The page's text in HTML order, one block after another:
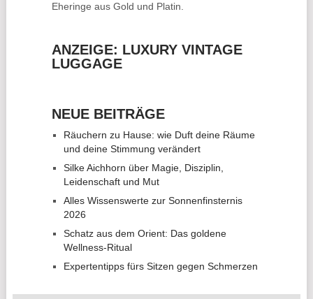
Eheringe aus Gold und Platin.
ANZEIGE: LUXURY VINTAGE
LUGGAGE
NEUE BEITRÄGE
Räuchern zu Hause: wie Duft deine Räume
und deine Stimmung verändert
Silke Aichhorn über Magie, Disziplin,
Leidenschaft und Mut
Alles Wissenswerte zur Sonnenfinsternis
2026
Schatz aus dem Orient: Das goldene
Wellness-Ritual
Expertentipps fürs Sitzen gegen Schmerzen